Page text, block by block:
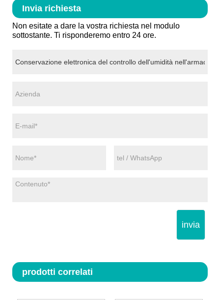
Invia richiesta
Non esitate a dare la vostra richiesta nel modulo
sottostante. Ti risponderemo entro 24 ore.
invia
prodotti correlati